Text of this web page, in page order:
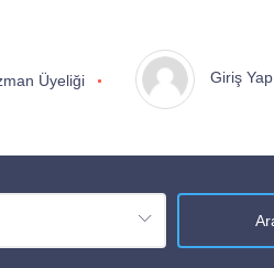
Üyeliği Giriş Yap